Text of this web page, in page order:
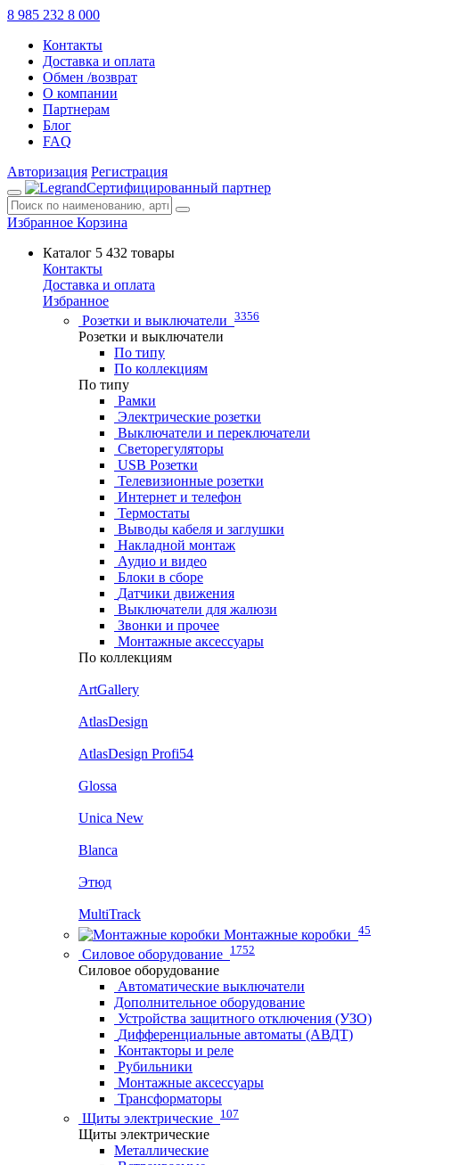
8 985 232 8 000
Контакты
Доставка и оплата
Обмен /возврат
О компании
Партнерам
Блог
FAQ
Авторизация Регистрация
Сертифицированный партнер
Избранное Корзина
Каталог 5 432 товары
Контакты
Доставка и оплата
Избранное
Розетки и выключатели 3356
Розетки и выключатели
По типу
По коллекциям
По типу
Рамки
Электрические розетки
Выключатели и переключатели
Светорегуляторы
USB Розетки
Телевизионные розетки
Интернет и телефон
Термостаты
Выводы кабеля и заглушки
Накладной монтаж
Аудио и видео
Блоки в сборе
Датчики движения
Выключатели для жалюзи
Звонки и прочее
Монтажные аксессуары
По коллекциям
ArtGallery
AtlasDesign
AtlasDesign Profi54
Glossa
Unica New
Blanca
Этюд
MultiTrack
Монтажные коробки 45
Силовое оборудование 1752
Силовое оборудование
Автоматические выключатели
Дополнительное оборудование
Устройства защитного отключения (УЗО)
Дифференциальные автоматы (АВДТ)
Контакторы и реле
Рубильники
Монтажные аксессуары
Трансформаторы
Щиты электрические 107
Щиты электрические
Металлические